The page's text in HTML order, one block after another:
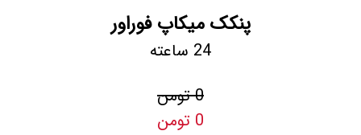
پنکک میکاپ فوراور
24 ساعته
0 تومن
0 تومن